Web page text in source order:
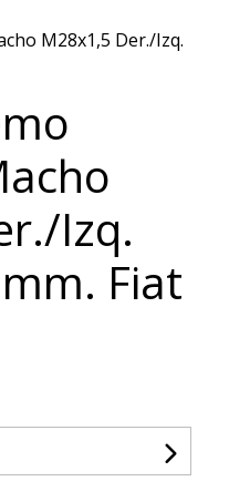
M28x1,5 Der./Izq.
Izq.
Fiat